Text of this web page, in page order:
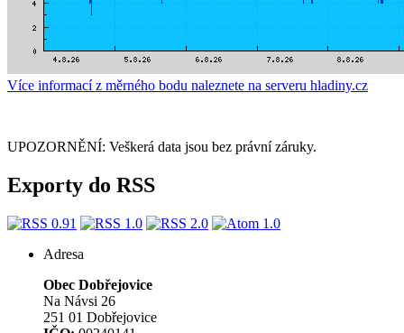
Více informací z měrného bodu naleznete na serveru hladiny.cz
UPOZORNĚNÍ: Veškerá data jsou bez právní záruky.
Exporty do RSS
Adresa
Obec Dobřejovice
Na Návsi 26
251 01 Dobřejovice